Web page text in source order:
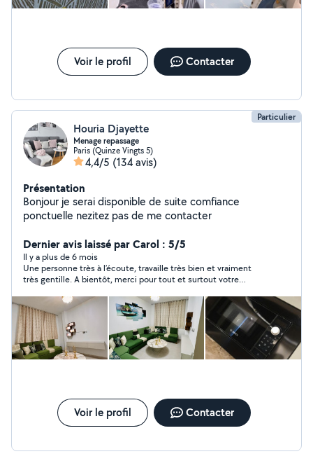
Voir le profil Contacter
Particulier
Houria Djayette
Menage repassage
Paris (Quinze Vingts 5)
4,4/5 (134 avis)
Présentation
Bonjour je serai disponible de suite comfiance
ponctuelle nezitez pas de me contacter
Dernier avis laissé par Carol : 5/5
Il y a plus de 6 mois
Une personne très à l’écoute, travaille très bien et vraiment
très gentille. A bientôt, merci pour tout et surtout votre
Voir le profil Contacter